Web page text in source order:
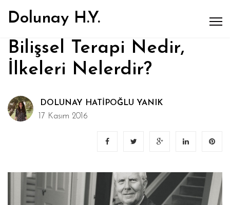
Dolunay H.Y.
Bilişsel Terapi Nedir,
İlkeleri Nelerdir?
DOLUNAY HATIPOĞLU YANIK
17 Kasım 2016